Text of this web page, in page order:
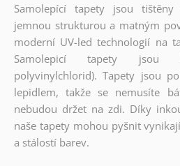
Samolepící tapety jsou
jemnou strukturou a matným
moderní UV-led technologií na
Samolepicí tapety jsou
polyvinylchlorid). Tapety jsou
lepidlem, takže se nemusíte
nebudou držet na zdi. Díky
naše tapety mohou pyšnit
a stálostí barev.